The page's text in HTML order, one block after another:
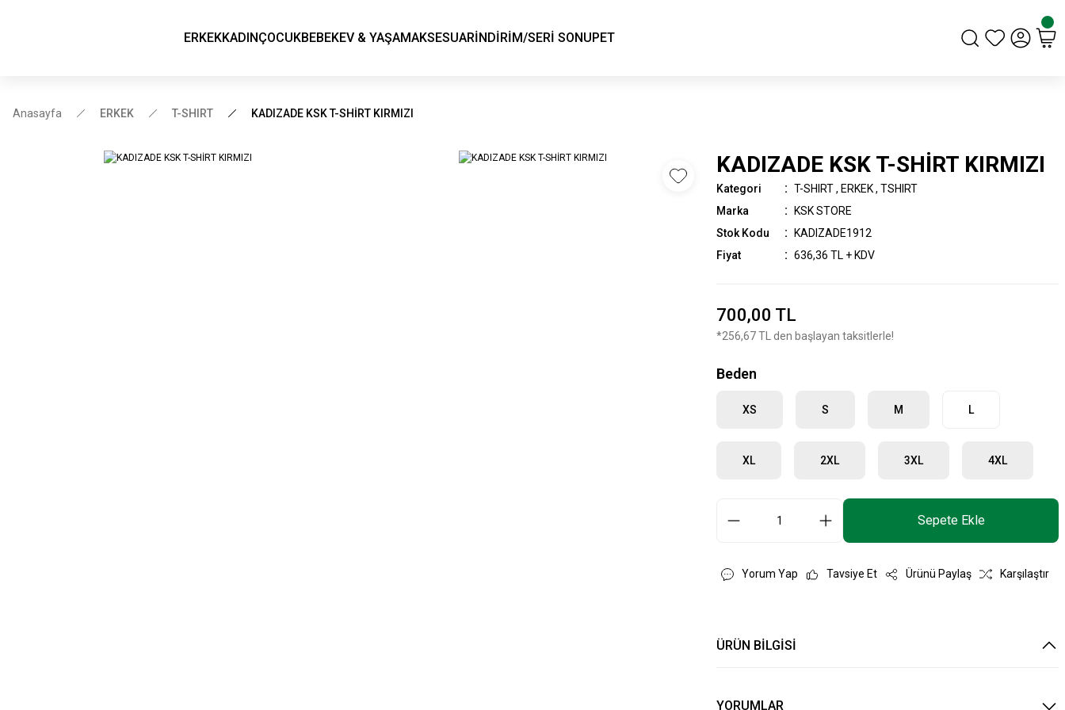
ERKEKKADINÇOCUKBEBEKEV & YAŞAMAKSESUARİNDİRİM/SERİ SONUPET
Anasayfa ERKEK T-SHIRT KADIZADE KSK T-SHİRT KIRMIZI
KADIZADE KSK T-SHİRT KIRMIZI
Kategori T-SHIRT , ERKEK ,TSHIRT
Marka
KSK STORE
Stok Kodu
KADIZADE1912
Fiyat
636,36 TL + KDV
700,00 TL
*256,67 TL den başlayan taksitlerle!
Beden
XS S M L
XL 2XL 3XL 4XL
Sepete Ekle
Yorum Yap Tavsiye Et Ürünü Paylaş Karşılaştır
ÜRÜN BİLGİSİ
YORUMLAR